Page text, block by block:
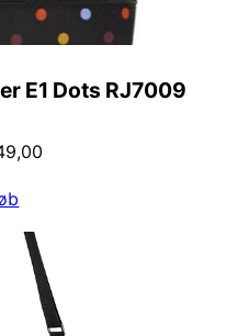
E1 Dots RJ7009